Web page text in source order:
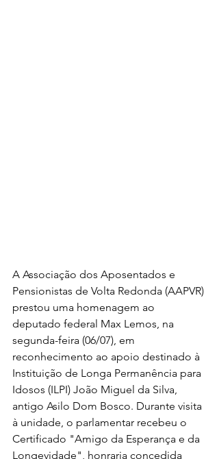
A Associação dos Aposentados e
Pensionistas de Volta Redonda (AAPVR)
prestou uma homenagem ao
deputado federal Max Lemos, na
segunda-feira (06/07), em
reconhecimento ao apoio destinado à
Instituição de Longa Permanência para
Idosos (ILPI) João Miguel da Silva,
antigo Asilo Dom Bosco. Durante visita
à unidade, o parlamentar recebeu o
Certificado "Amigo da Esperança e da
Longevidade", honraria concedida